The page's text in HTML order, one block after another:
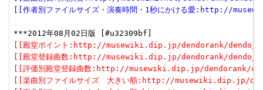
[[作者別ファイルサイズ・演奏時間・1秒にかける愛:http://
[[殿堂ポイント:http://musewiki.dip.jp/dendorank/
[[殿堂登録曲数:http://musewiki.dip.jp/dendorank/
[[評価別殿堂登録曲数:http://musewiki.dip.jp/dendorank/
[[楽曲別ファイルサイズ　大きい順:http://musewiki.dip.jp/